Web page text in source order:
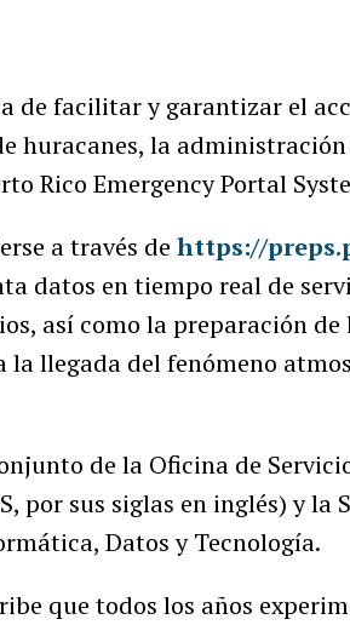
de facilitar y garantizar el
huracanes, la administración
Rico Emergency Portal
a través dehttps://
datos en tiempo real de
así como la preparación de
la llegada del fenómeno
de la Oficina de
por sus siglas en inglés) y
Datos y Tecnología.
que todos los años